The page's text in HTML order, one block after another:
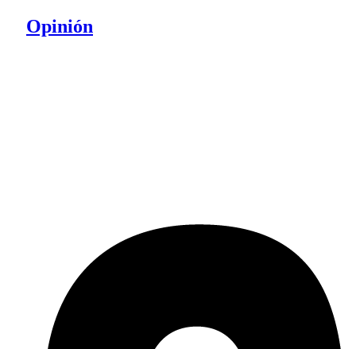
Opinión